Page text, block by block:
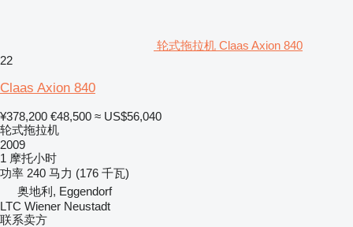
轮式拖拉机 Claas Axion 840
22
Claas Axion 840
¥378,200 €48,500 ≈ US$56,040
轮式拖拉机
2009
1 摩托小时
功率 240 马力 (176 千瓦)
奥地利, Eggendorf
LTC Wiener Neustadt
联系卖方